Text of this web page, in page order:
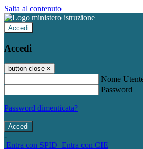
Salta al contenuto
Accedi
Accedi
button close ×
Nome
Password
Password dimenticata?
-
Entra con SPID Entra con CIE